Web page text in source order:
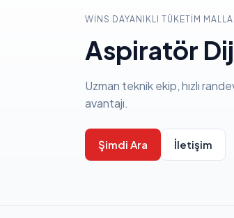
WINS DAYANIKLI TÜKETIM
Aspiratör
Uzman teknik ekip, hızlı
avantajı.
Şimdi Ara İletişim